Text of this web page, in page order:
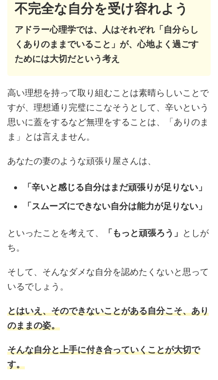
不完全な自分を受け容れよう
アドラー心理学では、人はそれぞれ 「自分らし
くありのままでいること」が、心地よく過ごす
ためには大切だという考え
高い理想を持って取り組むことは素晴らしいことで
すが、理想通り完璧にこなそうとして、辛いという
思いに蓋をするなど無理をすることは、「ありのま
ま」とは言えません。
あなたの妻のような頑張り屋さんは、
「辛いと感じる自分はまだ頑張りが足りない」
「スムーズにできない自分は能力が足りない」
といったことを考えて、 「もっと頑張ろう」
としが
ち。
そして、そんなダメな自分を認めたくないと思って
いるでしょう。
とはいえ、そのできないことがある自分こそ、あり
のままの姿。
そんな自分と上手に付き合っていくことが大切で
す。